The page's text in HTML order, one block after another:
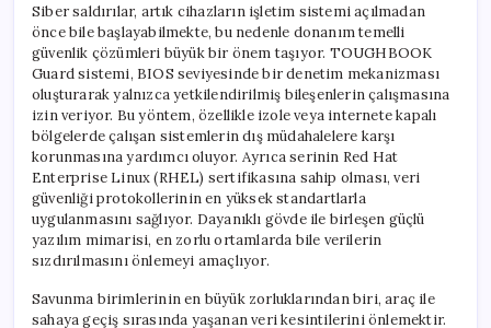
Siber saldırılar, artık cihazların işletim sistemi açılmadan
önce bile başlayabilmekte, bu nedenle donanım temelli
güvenlik çözümleri büyük bir önem taşıyor. TOUGHBOOK
Guard sistemi, BIOS seviyesinde bir denetim mekanizması
oluşturarak yalnızca yetkilendirilmiş bileşenlerin çalışmasına
izin veriyor. Bu yöntem, özellikle izole veya internete kapalı
bölgelerde çalışan sistemlerin dış müdahalelere karşı
korunmasına yardımcı oluyor. Ayrıca serinin Red Hat
Enterprise Linux (RHEL) sertifikasına sahip olması, veri
güvenliği protokollerinin en yüksek standartlarla
uygulanmasını sağlıyor. Dayanıklı gövde ile birleşen güçlü
yazılım mimarisi, en zorlu ortamlarda bile verilerin
sızdırılmasını önlemeyi amaçlıyor.
Savunma birimlerinin en büyük zorluklarından biri, araç ile
sahaya geçiş sırasında yaşanan veri kesintilerini önlemektir.